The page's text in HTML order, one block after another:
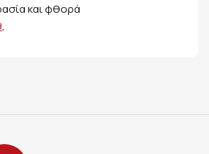
και φθορά
,